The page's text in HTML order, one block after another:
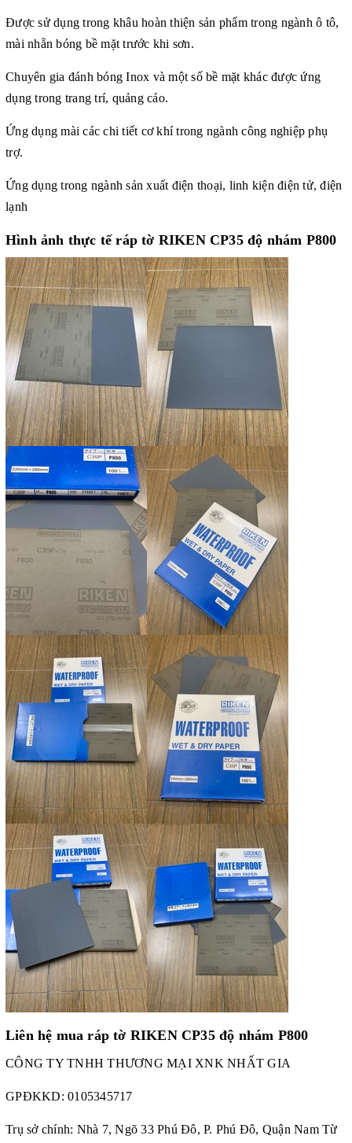
Được sử dụng trong khâu hoàn thiện sản phẩm trong ngành ô tô,
mài nhẵn bóng bề mặt trước khi sơn.
Chuyên gia đánh bóng Inox và một số bề mặt khác được ứng
dụng trong trang trí, quảng cáo.
Ứng dụng mài các chi tiết cơ khí trong ngành công nghiệp phụ
trợ.
Ứng dụng trong ngành sản xuất điện thoại, linh kiện điện tử, điện
lạnh
Hình ảnh thực tếráp tờ RIKEN CP35 độ nhám P800
Liên hệ mua ráp tờ RIKEN CP35 độ nhám P800
CÔNG TY TNHH THƯƠNG MẠI XNK NHẤT GIA
GPĐKKD: 0105345717
Trụ sở chính: Nhà 7, Ngõ 33 Phú Đô, P. Phú Đô, Quận Nam Từ